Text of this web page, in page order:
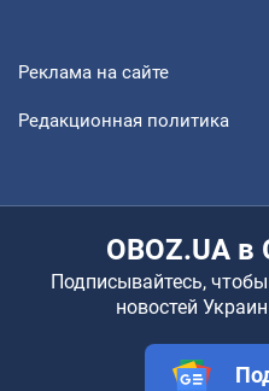
Реклама на сайте
Редакционная политика
OBOZ.UA в
Подписывайтесь,
новостей